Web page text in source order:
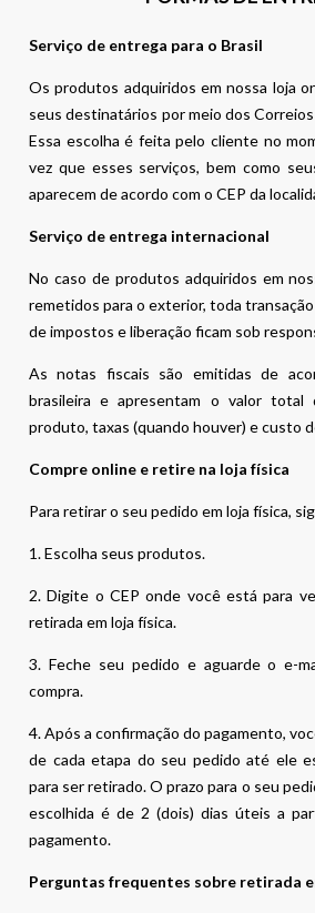
Serviço de entrega para o Brasil
Os produtos adquiridos em nossa loja
seus destinatários por meio dos
Essa escolha é feita pelo cliente no
vez que esses serviços, bem como
aparecem de acordo com o CEP da
Serviço de entrega internacional
No caso de produtos adquiridos em
remetidos para o exterior, toda
de impostos e liberação ficam sob
As notas fiscais são emitidas de
brasileira e apresentam o valor total
produto, taxas (quando houver) e custo
Compre online e retire na loja física
Para retirar o seu pedido em loja física,
1. Escolha seus produtos.
2. Digite o CEP onde você está para
retirada em loja física.
3. Feche seu pedido e aguarde o e-
compra.
4. Após a confirmação do pagamento,
de cada etapa do seu pedido até ele
para ser retirado. O prazo para o seu
escolhida é de 2 (dois) dias úteis a
pagamento.
Perguntas frequentes sobre retirada